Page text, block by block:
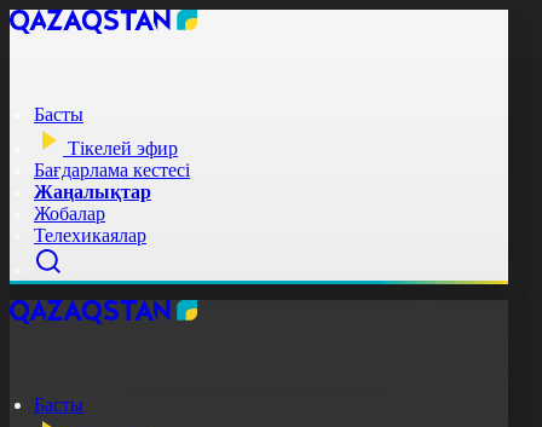
Басты
Тікелей эфир
Бағдарлама кестесі
Жаңалықтар
Жобалар
Телехикаялар
Басты